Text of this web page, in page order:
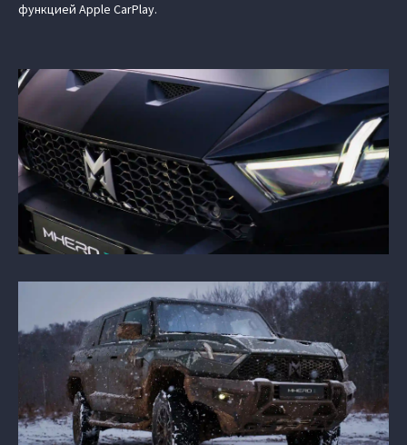
функцией Apple CarPlay.